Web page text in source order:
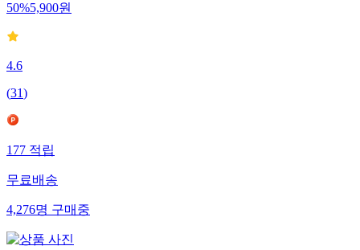
50%5,900원
4.6
(31)
177 적립
무료배송
4,276명 구매중